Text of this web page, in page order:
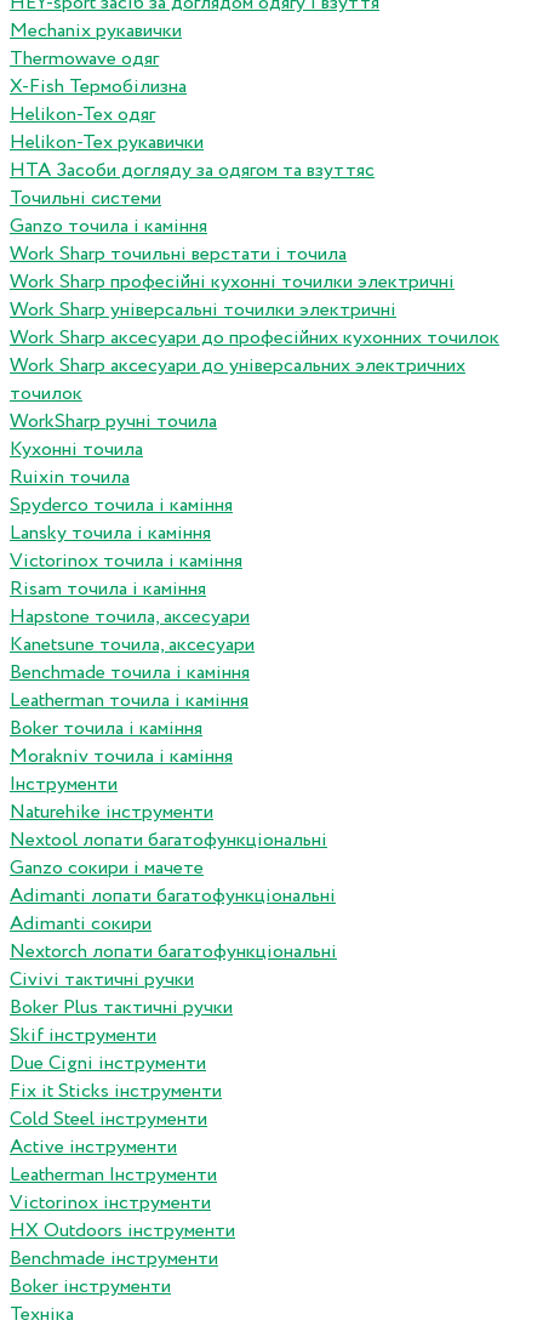
Mechanix рукавички
Thermowave одяг
X-Fish Термобілизна
Helikon-Tex одяг
Helikon-Tex рукавички
HTA Засоби догляду за одягом та взуттяс
Точильні системи
Ganzo точила і каміння
Work Sharp точильні верстати і точила
Work Sharp професiйнi кухоннi точилки электричнi
Work Sharp унiверсальнi точилки электричнi
Work Sharp аксесуари до професiйних кухонних точилок
Work Sharp аксесуари до унiверсальних электричних
точилок
WorkSharp ручні точила
Кухонні точила
Ruixin точила
Spyderco точила і каміння
Lansky точила і каміння
Victorinox точила і каміння
Risam точила і каміння
Hapstone точила, аксесуари
Kanetsune точила, аксесуари
Benchmade точила і каміння
Leatherman точила і каміння
Boker точила і каміння
Morakniv точила і каміння
Інструменти
Naturehike інструменти
Nextool лопати багатофункціональні
Ganzo сокири і мачете
Adimanti лопати багатофункціональні
Adimanti сокири
Nextorch лопати багатофункціональні
Сivivi тактичні ручки
Boker Plus тактичні ручки
Skif інструменти
Due Cigni інструменти
Fix it Sticks інструменти
Сold Steel інструменти
Active інструменти
Leatherman Інструменти
Victorinox інструменти
HX Outdoors інструменти
Benchmade інструменти
Boker інструменти